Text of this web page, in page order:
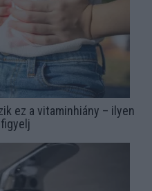
ez a vitaminhiány – ilyen